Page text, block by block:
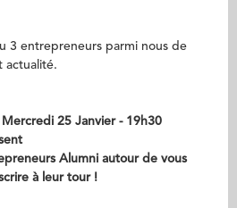
3 entrepreneurs parmi nous de
actualité.
Mercredi 25 Janvier - 19h30
Alumni autour de vous
à leur tour !